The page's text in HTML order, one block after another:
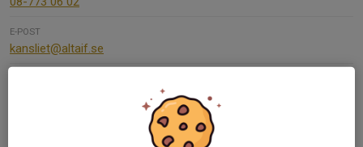
E-POST
kansliet@altaif.se
Hockeyskola Pojkar - Älta IF - Hockey